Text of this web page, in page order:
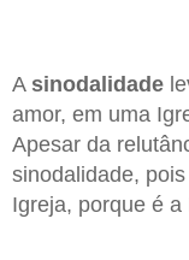
A sinodalidade
amor, em uma
Apesar da
sinodalidade,
Igreja, porque é